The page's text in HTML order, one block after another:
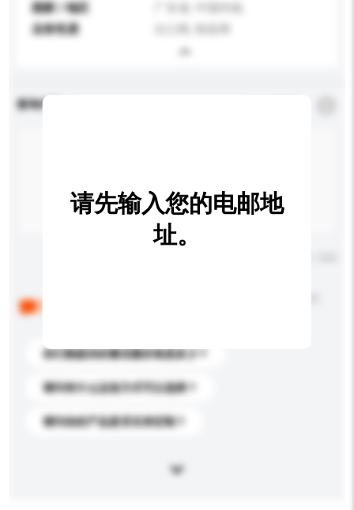
国家 / 地区
业务性质
查询内容
你们能提供的最优惠价格是多少？
请问有什么运送方式可以选择？
请问你的产品是否支持定制？
请先输入您的电邮地
址。